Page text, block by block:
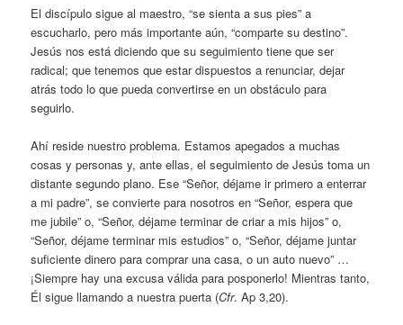
El discípulo sigue al maestro, “se sienta a sus pies” a
escucharlo, pero más importante aún, “comparte su destino”.
Jesús nos está diciendo que su seguimiento tiene que ser
radical; que tenemos que estar dispuestos a renunciar, dejar
atrás todo lo que pueda convertirse en un obstáculo para
seguirlo.
Ahí reside nuestro problema. Estamos apegados a muchas
cosas y personas y, ante ellas, el seguimiento de Jesús toma un
distante segundo plano. Ese “Señor, déjame ir primero a enterrar
a mi padre”, se convierte para nosotros en “Señor, espera que
me jubile” o, “Señor, déjame terminar de criar a mis hijos” o,
“Señor, déjame terminar mis estudios” o, “Señor, déjame juntar
suficiente dinero para comprar una casa, o un auto nuevo” …
¡Siempre hay una excusa válida para posponerlo! Mientras tanto,
Él sigue llamando a nuestra puerta (Cfr. Ap 3,20).